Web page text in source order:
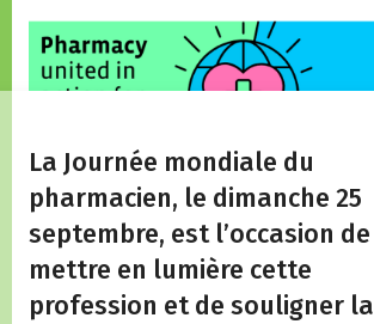
La Journée mondiale du
pharmacien, le dimanche 25
septembre, est l’occasion de
mettre en lumière cette
profession et de souligner la